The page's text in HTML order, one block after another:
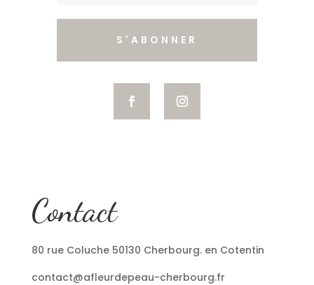
S'ABONNER
Contact
80 rue Coluche 50130 Cherbourg. en Cotentin
contact@afleurdepeau-cherbourg.fr